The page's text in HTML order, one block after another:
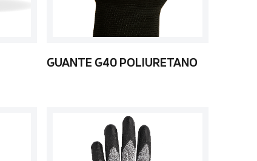
GUANTE G40 POLIURETANO